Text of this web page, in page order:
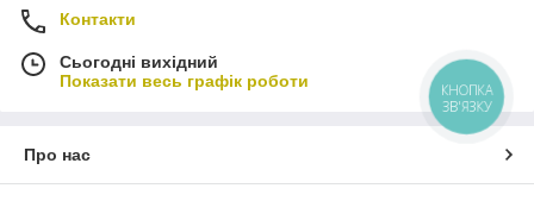
Контакти
Сьогодні вихідний
Показати весь графік роботи
Про нас
КНОПКА
ЗВ'ЯЗКУ